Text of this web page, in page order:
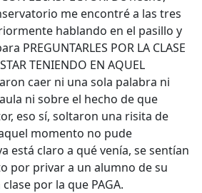
me encontré a las tres
hablando en el pasillo y
PREGUNTARLES POR LA CLASE
TENIENDO EN AQUEL
caer ni una sola palabra ni
ni sobre el hecho de que
eso sí, soltaron una risita de
momento no pude
está claro a qué venía, se sentían
por privar a un alumno de su
por la que PAGA.